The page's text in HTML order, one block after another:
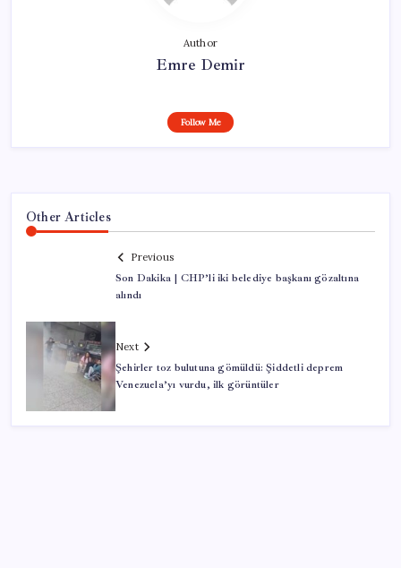
Author
Emre Demir
Follow Me
Other Articles
Previous
Son Dakika | CHP’li iki belediye başkanı gözaltına
alındı
Next
Şehirler toz bulutuna gömüldü: Şiddetli deprem
Venezuela’yı vurdu, ilk görüntüler